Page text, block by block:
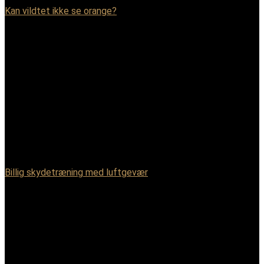
Kan vildtet ikke se orange?
Billig skydetræning med luftgevær